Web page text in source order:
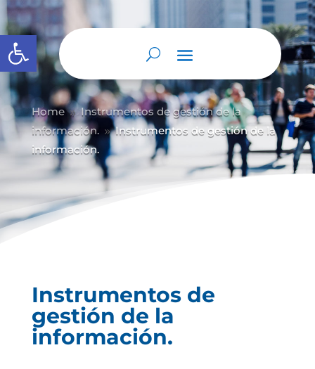
Abrir barra de herramientas
Home 9 Instrumentos de gestión de la
información. 9 Instrumentos de gestión de la
información.
Instrumentos de
gestión de la
información.